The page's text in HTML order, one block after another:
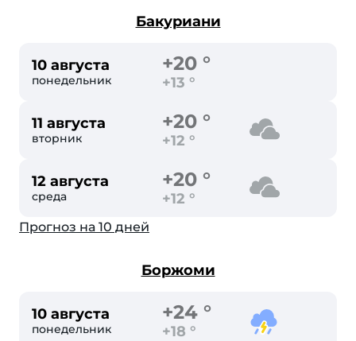
Бакуриани
10 августа
понедельник
+20 °
+13 °
11 августа
вторник
+20 °
+12 °
12 августа
среда
+20 °
+12 °
Прогноз на 10 дней
Боржоми
10 августа
понедельник
+24 °
+18 °